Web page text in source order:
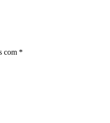
com *